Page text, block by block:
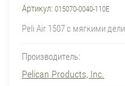
Артикул: 015070-0040-110E
Peli Air 1507 с мягкими
Производитель:
Pelican Products, Inc.